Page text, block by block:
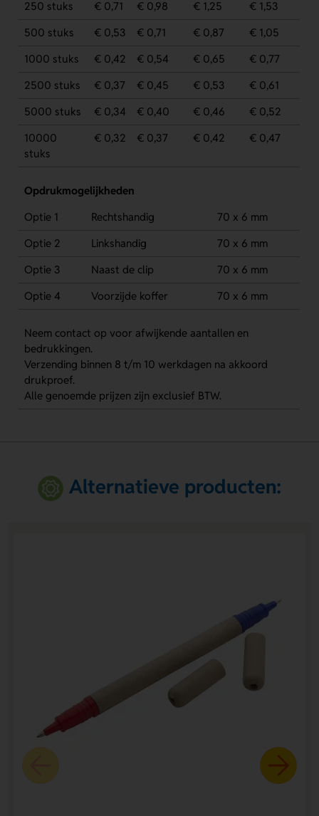
250 stuks € 0,71 € 0,98 € 1,25
€ 1,53
500 stuks
€ 0,53 € 0,71 € 0,87
€ 1,05
1000 stuks
€ 0,42 € 0,54 € 0,65
€ 0,77
2500 stuks
€ 0,37 € 0,45 € 0,53
€ 0,61
5000 stuks
€ 0,34 € 0,40 € 0,46
€ 0,52
10000
stuks
€ 0,32 € 0,37 € 0,42 € 0,47
Opdrukmogelijkheden
Optie 1
Rechtshandig
70 x 6 mm
Optie 2
Linkshandig
70 x 6 mm
Optie 3
Naast de clip
70 x 6 mm
Optie 4
Voorzijde koffer 70 x 6 mm
Neem contact op voor afwijkende aantallen en
bedrukkingen.
Verzending binnen 8 t/m 10 werkdagen na akkoord
drukproef.
Alle genoemde prijzen zijn exclusief BTW.
Alternatieve producten: